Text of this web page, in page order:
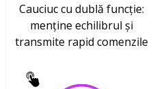
Cauciuc cu dublă funcție:
menține echilibrul și
transmite rapid comenzile